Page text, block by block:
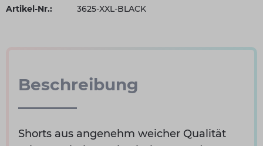
Artikel-Nr.: 3625-XXL-BLACK
Beschreibung
Shorts aus angenehm weicher Qualität